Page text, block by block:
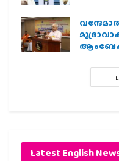
Latest English